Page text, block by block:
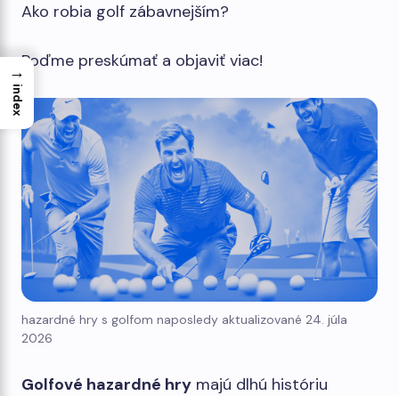
Ako robia golf zábavnejším?
Poďme preskúmať a objaviť viac!
hazardné hry s golfom naposledy aktualizované 24. júla
2026
Golfové hazardné hry majú dlhú históriu
→
index